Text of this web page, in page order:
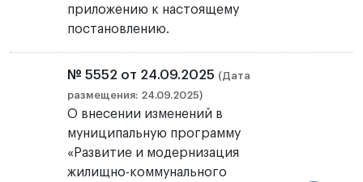
приложению к настоящему
постановлению.
№ 5552 от 24.09.2025 (Дата
размещения: 24.09.2025)
О внесении изменений в
муниципальную программу
«Развитие и модернизация
жилищно-коммунального